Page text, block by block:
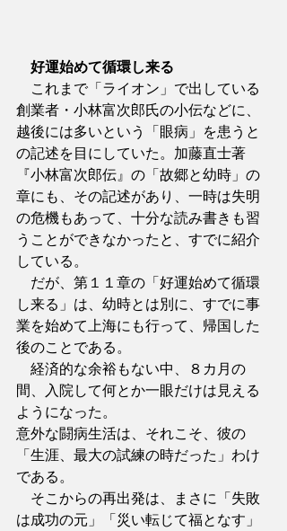
好運始めて循環し来る
これまで「ライオン」で出している
創業者・小林富次郎氏の小伝などに、
越後には多いという「眼病」を患うと
の記述を目にしていた。加藤直士著
『小林富次郎伝』の「故郷と幼時」の
章にも、その記述があり、一時は失明
の危機もあって、十分な読み書きも習
うことができなかったと、すでに紹介
している。
だが、第１１章の「好運始めて循環
し来る」は、幼時とは別に、すでに事
業を始めて上海にも行って、帰国した
後のことである。
経済的な余裕もない中、８カ月の
間、入院して何とか一眼だけは見える
ようになった。
意外な闘病生活は、それこそ、彼の
「生涯、最大の試練の時だった」わけ
である。
そこからの再出発は、まさに「失敗
は成功の元」「災い転じて福となす」